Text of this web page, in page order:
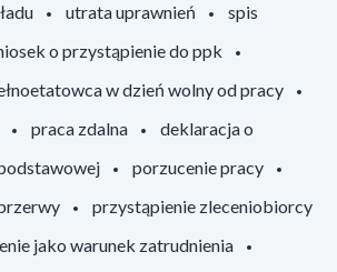
utrata uprawnień
spis
o przystąpienie do ppk
w dzień wolny od pracy
praca zdalna
deklaracja o
porzucenie pracy
przystąpienie zleceniobiorcy
jako warunek zatrudnienia